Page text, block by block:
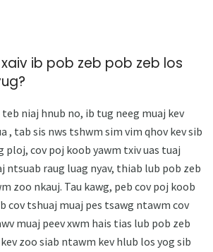
ib pob zeb pob zeb los
niaj hnub no, ib tug neeg muaj kev
, tab sis nws tshwm sim vim qhov kev sib
ploj, cov poj koob yawm txiv uas tuaj
ntsuab raug luag nyav, thiab lub pob zeb
zoo nkauj. Tau kawg, peb cov poj koob
cov tshuaj muaj pes tsawg ntawm cov
muaj peev xwm hais tias lub pob zeb
zoo siab ntawm kev hlub los yog sib